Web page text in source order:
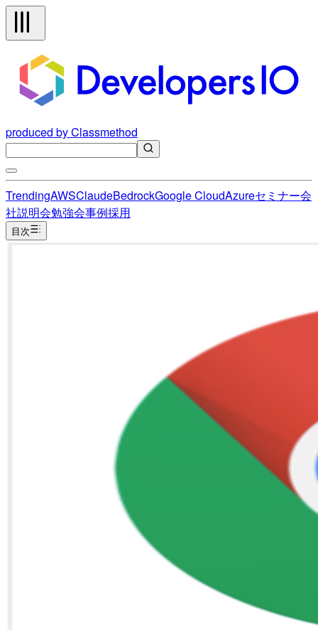
produced by Classmethod
TrendingAWSClaudeBedrockGoogle CloudAzureセミナー会
社説明会勉強会事例採用
目次